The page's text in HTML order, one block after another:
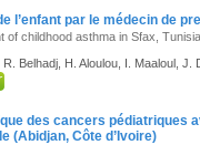
l’enfant par le médecin de
of childhood asthma in Sfax, Tunisia
Belhadj, H. Aloulou, I. Maaloul, J.
des cancers pédiatriques
(Abidjan, Côte d’Ivoire)